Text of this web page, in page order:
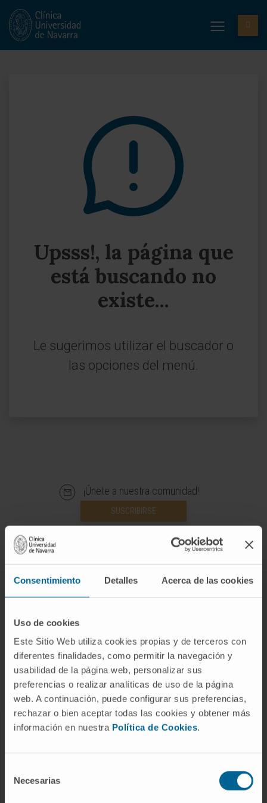
Consentimiento Detalles Acerca de las cookies
Uso de cookies
Este Sitio Web utiliza cookies propias y de terceros con
diferentes finalidades, como permitir la navegación y
usabilidad de la página web, personalizar sus
preferencias o realizar analíticas de uso de la página
web. A continuación, puede configurar sus preferencias,
rechazar o bien aceptar todas las cookies y obtener más
información en nuestra Política de Cookies.
Necesarias
Upsss!, la página que
está buscando no
existe...
Le sugerimos utilizar el buscador o
las opciones del menú.
¡Únete a nuestra comunidad!
SUSCRIBIRSE
ENFERMEDADES Y TRATAMIENTOS
Enfermedades
Pruebas diagnósticas
Tratamientos
Cuidados en casa
Chequeos y salud
Conozca a los profesionales